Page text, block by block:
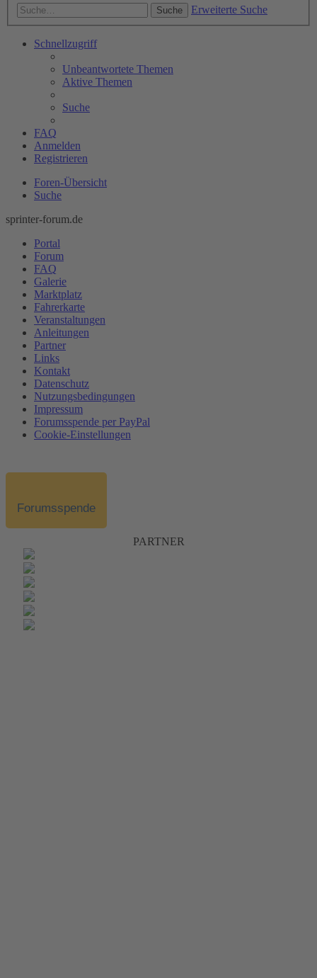
Suche Erweiterte Suche
Schnellzugriff
Unbeantwortete Themen
Aktive Themen
Suche
FAQ
Anmelden
Registrieren
Foren-Übersicht
Suche
sprinter-forum.de
Portal
Forum
FAQ
Galerie
Marktplatz
Fahrerkarte
Veranstaltungen
Anleitungen
Partner
Links
Kontakt
Datenschutz
Nutzungsbedingungen
Impressum
Forumsspende per PayPal
Cookie-Einstellungen
Forumsspende
PARTNER